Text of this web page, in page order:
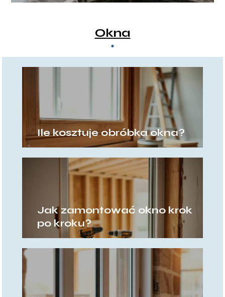
porady
Okna
Ile kosztuje obróbka okna?
Jak zamontować okno krok
po kroku?